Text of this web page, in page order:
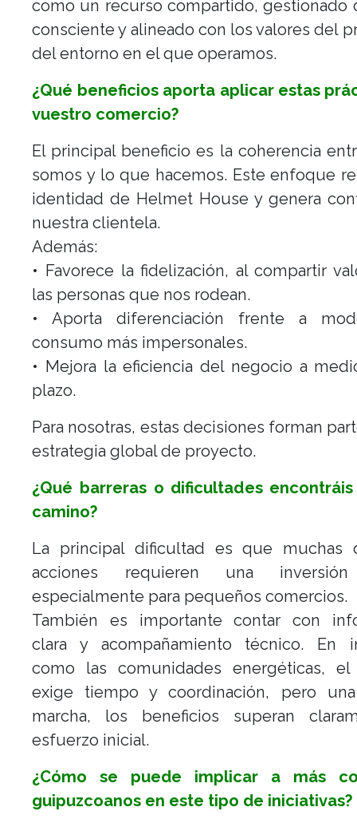
como un recurso compartido, gestionado
consciente y alineado con los valores del
del entorno en el que operamos.
¿Qué beneficios aporta aplicar estas
vuestro comercio?
El principal beneficio es la coherencia
somos y lo que hacemos. Este enfoque
identidad de Helmet House y genera
nuestra clientela.
Además:
• Favorece la fidelización, al compartir
las personas que nos rodean.
• Aporta diferenciación frente a
consumo más impersonales.
• Mejora la eficiencia del negocio a
plazo.
Para nosotras, estas decisiones forman
estrategia global de proyecto.
¿Qué barreras o dificultades
camino?
La principal dificultad es que muchas
acciones requieren una
especialmente para pequeños comercios.
También es importante contar con
clara y acompañamiento técnico. En
como las comunidades energéticas, el
exige tiempo y coordinación, pero
marcha, los beneficios superan
esfuerzo inicial.
¿Cómo se puede implicar a más
guipuzcoanos en este tipo de iniciativas?